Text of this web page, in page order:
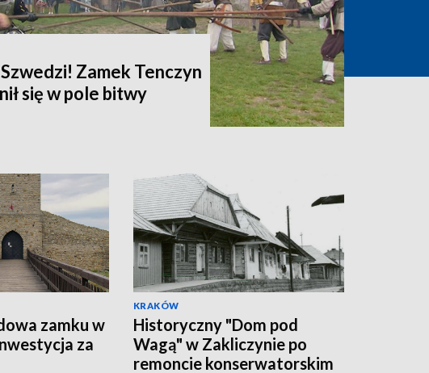
Zamek Tenczyn
się w pole bitwy
zamku w
za
KRAKÓW
Historyczny "Dom pod
Wagą" w Zakliczynie po
remoncie konserwatorskim